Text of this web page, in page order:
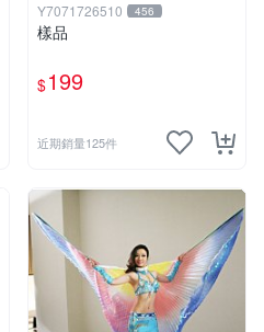
Y7071726510 456
樣品
$199
近期銷量125件